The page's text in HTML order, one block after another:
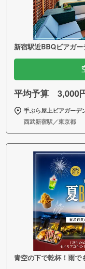
新宿駅近BBQビアガ
平均予算 3,000
手ぶら屋上ビアガーデ
西武新宿駅／東京都
青空の下で乾杯！雨